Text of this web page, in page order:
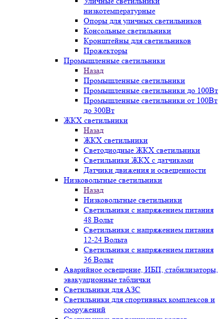
низкотемпературные
Опоры для уличных светильников
Консольные светильники
Кронштейны для светильников
Прожекторы
Промышленные светильники
Назад
Промышленные светильники
Промышленные светильники до 100Вт
Промышленные светильники от 100Вт
до 300Вт
ЖКХ светильники
Назад
ЖКХ светильники
Светодиодные ЖКХ светильники
Светильники ЖКХ с датчиками
Датчики движения и освещенности
Низковольтные светильники
Назад
Низковольтные светильники
Светильники с напряжением питания
48 Вольт
Светильники с напряжением питания
12-24 Вольта
Светильники с напряжением питания
36 Вольт
Аварийное освещение, ИБП, стабилизаторы,
эвакуационные таблички
Светильники для АЗС
Светильники для спортивных комплексов и
сооружений